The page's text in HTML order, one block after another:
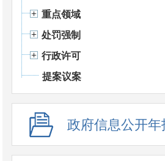
重点领域
处罚强制
行政许可
提案议案
政府信息公开年